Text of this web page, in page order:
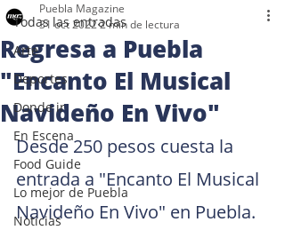
Todas las entradas
Arte
Deportes
Donde ir
En Escena
Food Guide
Lo mejor de Puebla
Noticias
Regresa a Puebla
"Encanto El Musical
Navideño En Vivo"
Puebla Magazine
31 oct 20222 min de lectura
Desde 250 pesos cuesta la
entrada a "Encanto El Musical
Navideño En Vivo" en Puebla.